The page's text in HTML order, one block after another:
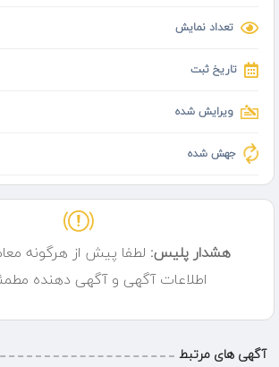
تعداد نمایش
تاریخ ثبت
ویرایش شده
جهش شده
هشدار پلیس: لطفا پیش از هرگونه
اطلاعات آگهی و آگهی دهنده
آگهی های مرتبط